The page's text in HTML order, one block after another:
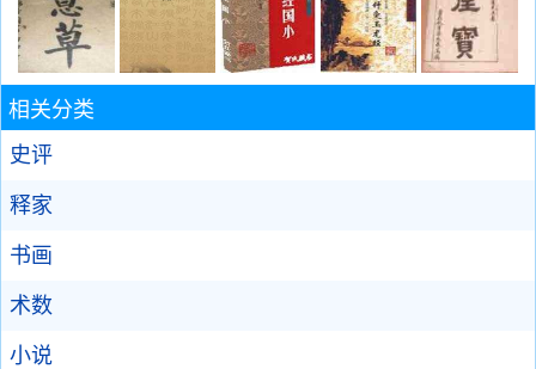
相关分类
史评
释家
书画
术数
小说